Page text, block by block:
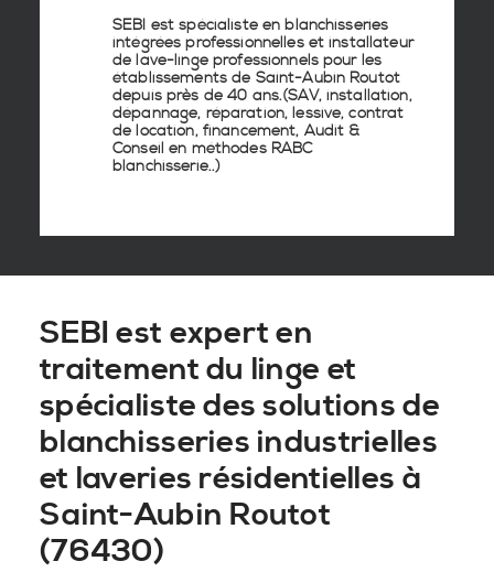
SEBI est spécialiste en blanchisseries
intégrées professionnellesetinstallateur
de lave-lingeprofessionnels pour les
établissements de Saint-Aubin Routot
depuis près de 40 ans.(SAV, installation,
dépannage, réparation, lessive, contrat
de location, financement, Audit &
Conseil en méthodes RABC
blanchisserie..)
SEBI est expert en
traitement du linge et
spécialiste des solutions de
blanchisseries industrielles
et laveries résidentielles à
Saint-Aubin Routot
(76430)